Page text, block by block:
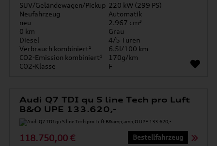
SUV/Geländewagen/Pickup 220 kW (299 PS)
Neufahrzeug
Automatik
neu
2.967 cm³
0 km
Grau
Diesel
4/5 Türen
Verbrauch kombiniert¹
6.5l/100 km
CO2-Emission kombiniert¹
170g/km
CO2-Klasse
F
Audi Q7 TDI qu S line Tech pro Luft
B&O UPE 133.620,-
118.750,00 € Bestellfahrzeug